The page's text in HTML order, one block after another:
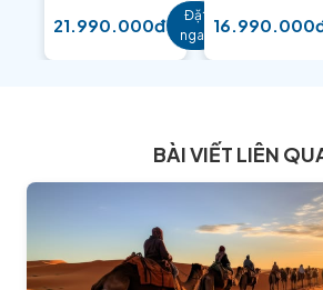
21.990.000đ
Đặt
ngay
BÀI VIẾT LIÊN